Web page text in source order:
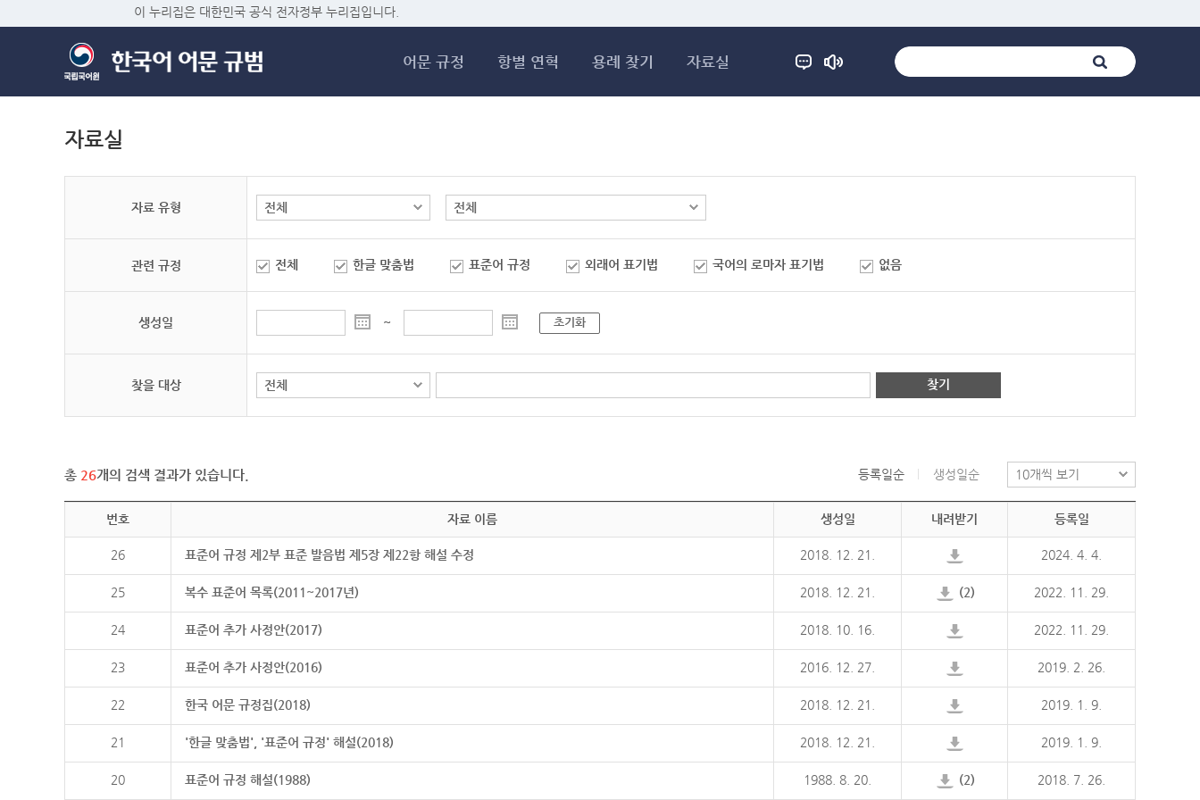
이 누리집은 대한민국 공식 전자정부 누리집입니다.
어문 규정 항별 연혁 용례 찾기 자료실
자료실
자료 유형
관련 규정 전체 한글 맞춤법 표준어 규정 외래어 표기법 국어의 로마자 표기법 없음
생성일 ~ 초기화
찾을 대상 찾기
총 26개의 검색 결과가 있습니다. 등록일순 생성일순
번호 자료 이름 생성일 내려받기 등록일
26 표준어 규정 제2부 표준 발음법 제5장 제22항 해설 수정 2018. 12. 21. 2024. 4. 4.
25 복수 표준어 목록(2011~2017년) 2018. 12. 21. (2) 2022. 11. 29.
24 표준어 추가 사정안(2017) 2018. 10. 16. 2022. 11. 29.
23 표준어 추가 사정안(2016) 2016. 12. 27. 2019. 2. 26.
22 한국 어문 규정집(2018) 2018. 12. 21. 2019. 1. 9.
21 '한글 맞춤법', '표준어 규정' 해설(2018) 2018. 12. 21. 2019. 1. 9.
20 표준어 규정 해설(1988) 1988. 8. 20. (2) 2018. 7. 26.